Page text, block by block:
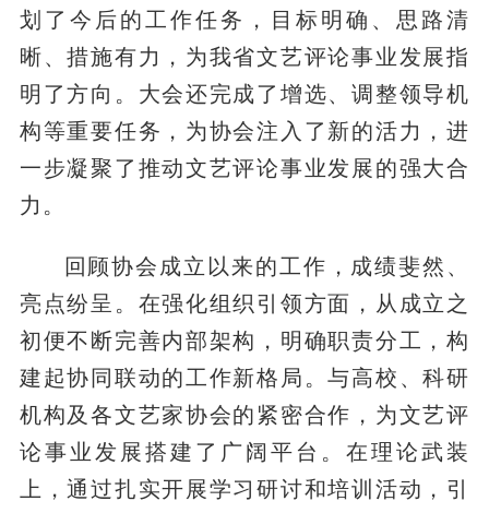
划了今后的工作任务，目标明确、思路清
晰、措施有力，为我省文艺评论事业发展指
明了方向。大会还完成了增选、调整领导机
构等重要任务，为协会注入了新的活力，进
一步凝聚了推动文艺评论事业发展的强大合
力。
回顾协会成立以来的工作，成绩斐然、
亮点纷呈。在强化组织引领方面，从成立之
初便不断完善内部架构，明确职责分工，构
建起协同联动的工作新格局。与高校、科研
机构及各文艺家协会的紧密合作，为文艺评
论事业发展搭建了广阔平台。在理论武装
上，通过扎实开展学习研讨和培训活动，引